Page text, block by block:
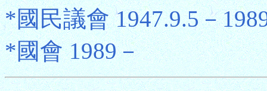
*國民議會 1947.9.5－
*國會 1989－